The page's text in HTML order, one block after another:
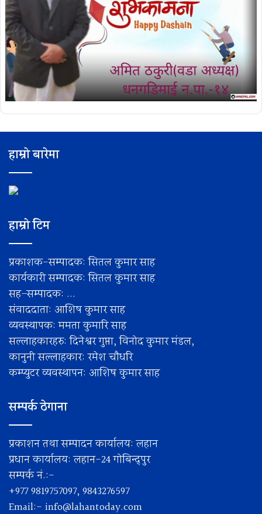
हाम्रो बारेमा
हाम्रो टिम
प्रकाशक-सम्पादक: सितल कुमार साह
कार्यकारी सम्पादक: सितल कुमार साह
सह–सम्पादक: ...
संवाददाता: आशिष कुमार साह
व्यवस्थापक: ममता कुमारि साह
सल्लाहकारहरु: दिनेश्वर गुप्ता, विनोद कुमार मंडल,
कानुनी सल्लाहकार: रमेश चाैधरि
कम्प्युटर व्यवस्थापन: आशिष कुमार साह
सम्पर्क ठेगाना
प्रकाशन तथा सम्पादन कार्यालय: लहान
प्रधान कार्यालय: लहान-24 गोबिन्द्पुर
सम्पर्क नं.:-
+977 9819757097, 9843276597
Email:- info@lahantoday.com